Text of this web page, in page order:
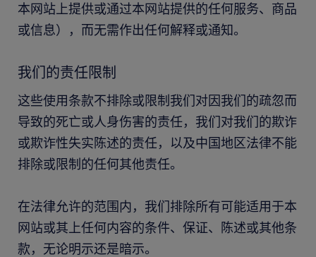
本网站上提供或通过本网站提供的任何服务、商品
或信息），而无需作出任何解释或通知。
我们的责任限制
这些使用条款不排除或限制我们对因我们的疏忽而
导致的死亡或人身伤害的责任，我们对我们的欺诈
或欺诈性失实陈述的责任，以及中国地区法律不能
排除或限制的任何其他责任。
在法律允许的范围内，我们排除所有可能适用于本
网站或其上任何内容的条件、保证、陈述或其他条
款，无论明示还是暗示。